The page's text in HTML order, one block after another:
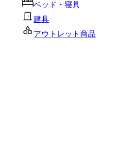
ベッド・寝具
建具
アウトレット商品